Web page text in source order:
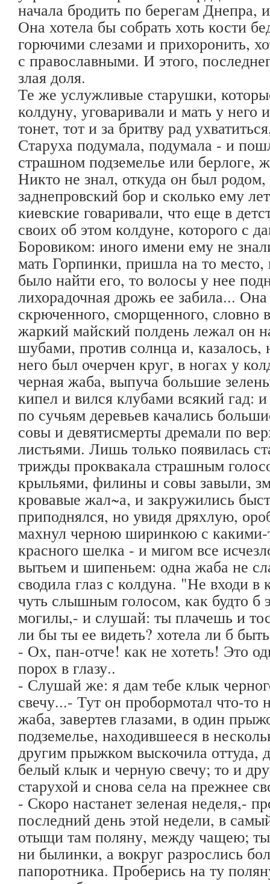
начала бродить по берегам Днепра,
Она хотела бы собрать хоть кости
горючими слезами и прихоронить,
с православными. И этого,
злая доля.
Те же услужливые старушки,
колдуну, уговаривали и мать у него
тонет, тот и за бритву рад
Старуха подумала, подумала - и
страшном подземелье или берлоге,
Никто не знал, откуда он был
заднепровский бор и сколько ему
киевские говаривали, что еще в
своих об этом колдуне, которого с
Боровиком: иного имени ему не
мать Горпинки, пришла на то
было найти его, то волосы у нее
лихорадочная дрожь ее забила...
скрюченного, сморщенного, словно
жаркий майский полдень лежал он
шубами, против солнца и, казалось,
него был очерчен круг, в ногах у
черная жаба, выпуча большие
кипел и вился клубами всякий
по сучьям деревьев качались
совы и девятисмерты дремали по
листьями. Лишь только появилась
трижды проквакала страшным
крыльями, филины и совы завыли,
кровавые жал~а, и закружились
приподнялся, но увидя дряхлую,
махнул черною ширинкою с
красного шелка - и мигом все
вытьем и шипеньем: одна жаба не
сводила глаз с колдуна. "Не входи в
чуть слышным голосом, как будто б
могилы,- и слушай: ты плачешь и
ли бы ты ее видеть? хотела ли б
- Ох, пан-отче! как не хотеть! Это
порох в глазу..
- Слушай же: я дам тебе клык
свечу...- Тут он пробормотал что-то
жаба, завертев глазами, в один
подземелье, находившееся в
другим прыжком выскочила оттуда,
белый клык и черную свечу; то и
старухой и снова села на прежнее
- Скоро настанет зеленая неделя,-
последний день этой недели, в
отыщи там поляну, между чащею;
ни былинки, а вокруг разрослись
папоротника. Проберись на ту